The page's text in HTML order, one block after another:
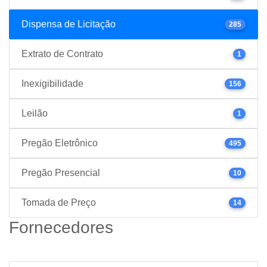
Dispensa de Licitação 285
Extrato de Contrato 1
Inexigibilidade 156
Leilão 1
Pregão Eletrônico 495
Pregão Presencial 10
Tomada de Preço 14
Fornecedores